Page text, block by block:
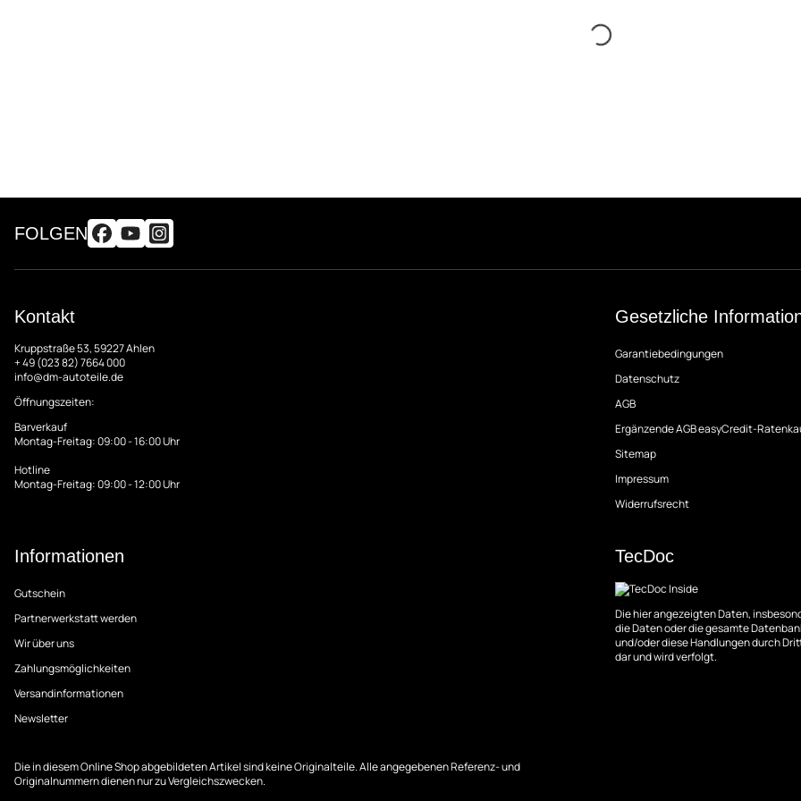
FOLGEN
Kontakt
Kruppstraße 53, 59227 Ahlen
+ 49 (023 82) 7664 000
info@dm-autoteile.de
Öffnungszeiten:
Barverkauf
Montag-Freitag: 09:00 - 16:00 Uhr
Hotline
Montag-Freitag: 09:00 - 12:00 Uhr
Gesetzliche
Garantiebedingungen
Datenschutz
AGB
Ergänzende AGB easyCredit-
Sitemap
Impressum
Widerrufsrecht
Informationen
Gutschein
Partnerwerkstatt werden
Wir über uns
Zahlungsmöglichkeiten
Versandinformationen
Newsletter
TecDoc
Die hier angezeigten Daten,
die Daten oder die gesamte
und/oder diese Handlungen durch
dar und wird verfolgt.
Die in diesem Online Shop abgebildeten Artikel sind keine Originalteile. Alle angegebenen Referenz- und
Originalnummern dienen nur zu Vergleichszwecken.